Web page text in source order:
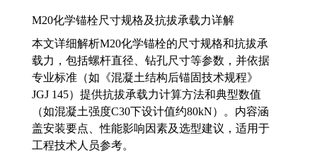
M20化学锚栓尺寸规格及抗拔承载力详解
本文详细解析M20化学锚栓的尺寸规格和抗拔承
载力，包括螺杆直径、钻孔尺寸等参数，并依据
专业标准（如《混凝土结构后锚固技术规程》
JGJ 145）提供抗拔承载力计算方法和典型数值
（如混凝土强度C30下设计值约80kN）。内容涵
盖安装要点、性能影响因素及选型建议，适用于
工程技术人员参考。